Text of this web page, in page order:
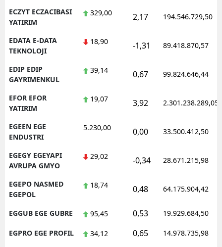
ECZYT ECZACIBASI
YATIRIM
329,00 2,17 194.546.729,50
EDATA E-DATA
TEKNOLOJI
18,90 -1,31 89.418.870,57
EDIP EDIP
GAYRIMENKUL
39,14 0,67 99.824.646,44
EFOR EFOR
YATIRIM
19,07 3,92 2.301.238.289,05
EGEEN EGE
ENDUSTRI
5.230,00 0,00 33.500.412,50
EGEGY EGEYAPI
AVRUPA GMYO
29,02 -0,34 28.671.215,98
EGEPO NASMED
EGEPOL
18,74 0,48 64.175.904,42
EGGUB EGE GUBRE 95,45 0,53 19.929.684,50
EGPRO EGE PROFIL 34,12 0,65 14.978.735,98